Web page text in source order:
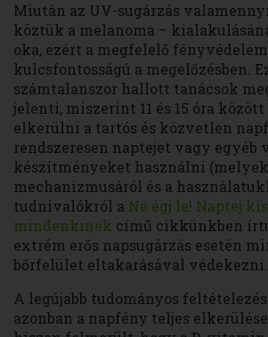
Miután az UV-sugárzás
köztük a melanoma –
oka, ezért a megfelelő fényvédelem
kulcsfontosságú a megelőzésben.
számtalanszor hallott tanácsok
jelenti, miszerint 11 és 15 óra között
elkerülni a tartós és közvetlen
rendszeresen naptejet vagy egyéb
készítményeket használni
mechanizmusáról és a
tudnivalókról a Ne égj le! Naptej
mindenkinek című cikkünkben
extrém erős napsugárzás esetén
bőrfelület eltakarásával védekezni.
A legújabb tudományos
azonban a napfény teljes